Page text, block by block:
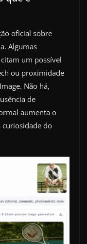
oficial sobre
Algumas
um possível
ou proximidade
Não há,
de
aumenta o
do